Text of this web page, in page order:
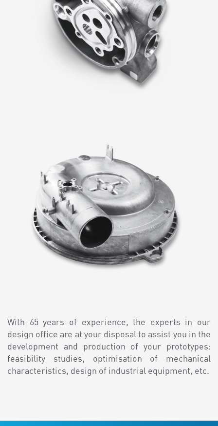
With 65 years of experience, the experts in our
design office are at your disposal to assist you in the
development and production of your prototypes:
feasibility studies, optimisation of mechanical
characteristics, design of industrial equipment, etc.